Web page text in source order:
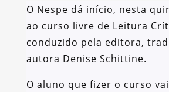
O Nespe dá início, nesta
ao curso livre de Leitura
conduzido pela editora,
autora Denise Schittine.
O aluno que fizer o curso